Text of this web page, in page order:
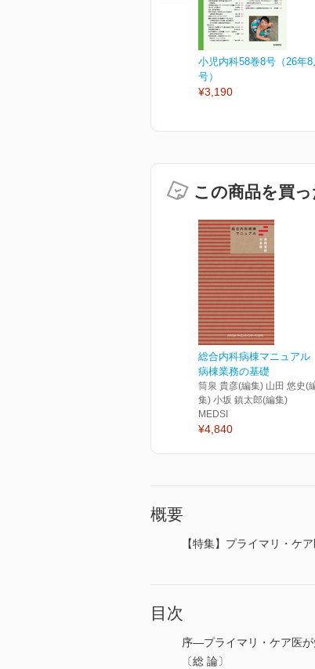
小児内科58巻8号（26年8
号）
¥3,190
この商品を買
総合内科病棟マニュアル
病棟業務の基礎
筒泉 貴彦(編集) 山田 悠史(
集) 小坂 鎮太郎(編集)
MEDSI
¥4,840
概要
【特集】プライマリ・ケ
目次
序―プライマリ・ケア医
〔総 論〕